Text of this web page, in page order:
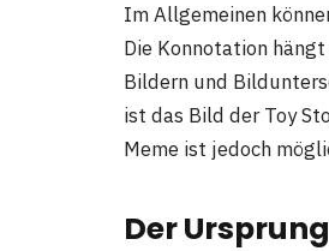
Im Allgemeinen
Die Konnotation
Bildern und
ist das Bild der Toy
Meme ist jedoch
Der